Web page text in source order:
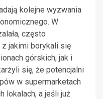
kolejne wyzwania
W
często
jakimi borykali się
górskich, jak i
się, że potencjalni
w supermarketach
lokalach, a jeśli już